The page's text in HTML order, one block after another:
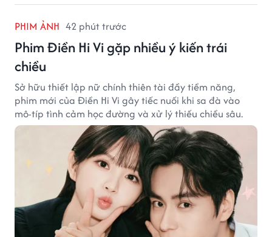
PHIM ẢNH 42 phút trước
Phim Điền Hi Vi gặp nhiều ý kiến trái
chiều
Sở hữu thiết lập nữ chính thiên tài đầy tiềm năng,
phim mới của Điền Hi Vi gây tiếc nuối khi sa đà vào
mô-típ tình cảm học đường và xử lý thiếu chiều sâu.